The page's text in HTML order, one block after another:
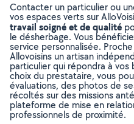
Contacter un particulier ou
vos espaces verts sur
travail soigné et de qualité
le désherbage. Vous
service personnalisée.
Allovoisins un artisan
particulier qui répondra à vos
choix du prestataire, vous
évaluations, des photos de
récoltés sur des missions
plateforme de mise en
professionnels de proximité.